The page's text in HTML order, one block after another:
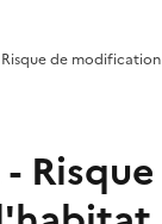
Risque de modification
Risque